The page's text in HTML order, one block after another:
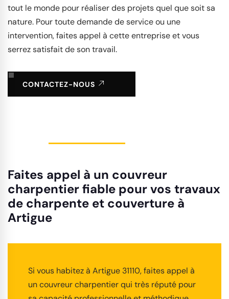
tout le monde pour réaliser des projets quel que soit sa
nature. Pour toute demande de service ou une
intervention, faites appel à cette entreprise et vous
serrez satisfait de son travail.
CONTACTEZ-NOUS
Faites appel à un couvreur
charpentier fiable pour vos travaux
de charpente et couverture à
Artigue
Si vous habitez à Artigue 31110, faites appel à
un couvreur charpentier qui très réputé pour